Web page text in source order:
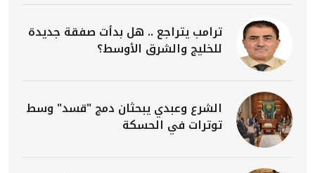
ترامب يتراجع .. هل بدأت صفقة جديدة
للخليج والشرق الأوسط؟
الشرع وعبدي يبحثان دمج "قسد" وسط
توترات في الحسكة